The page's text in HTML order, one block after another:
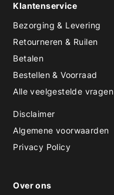
Klantenservice
Bezorging & Levering
Retourneren & Ruilen
Betalen
Bestellen & Voorraad
Alle veelgestelde vragen
Disclaimer
Algemene voorwaarden
Privacy Policy
Over ons